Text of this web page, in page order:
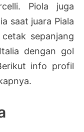
Piola juga
saat juara Piala
sepanjang
dengan gol
info profil